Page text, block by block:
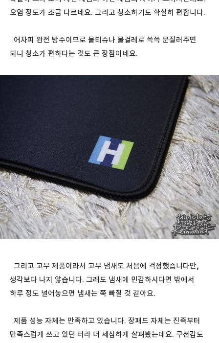
오염 정도가 조금 다르네요. 그리고 청소하기도 확실히 편합니다.
어차피 완전 방수이므로 물티슈나 물걸레로 쓱쓱 문질러주면
되니 청소가 편하다는 것도 큰 장점이네요.
그리고 고무 제품이라서 고무 냄새도 처음에 걱정했습니다만,
생각보다 나지 않습니다. 그래도 냄새에 민감하시다면 밖에서
하루 정도 널어놓으면 냄새는 쭉 빠질 것 같아요.
제품 성능 자체는 만족하고 있습니다. 장패드 자체는 진즉부터
만족스럽게 쓰고 있던 터라 더 세심하게 살펴봤는데요. 쿠션감도